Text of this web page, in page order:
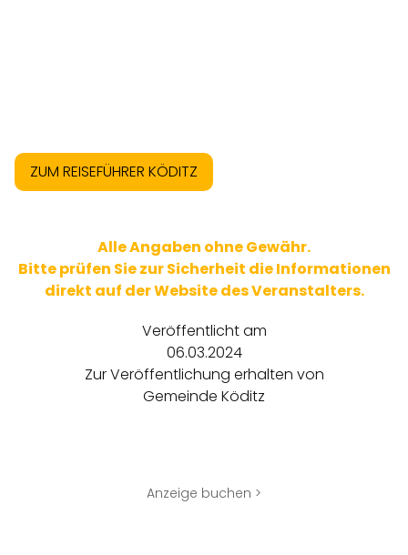
ZUM REISEFÜHRER KÖDITZ
Alle Angaben ohne Gewähr.
Bitte prüfen Sie zur Sicherheit die Informationen
direkt auf der Website des Veranstalters.
Veröffentlicht am
06.03.2024
Zur Veröffentlichung erhalten von
Gemeinde Köditz
Anzeige buchen >